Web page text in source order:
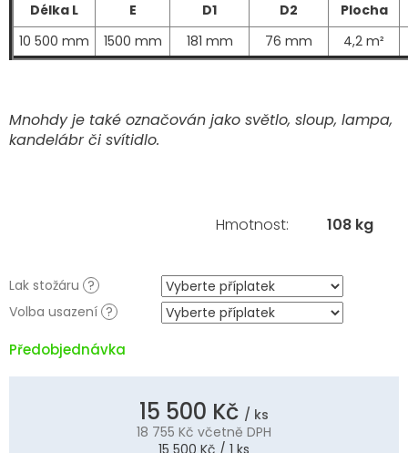
Předobjednávka
Lak stožáru ?
Volba usazení ?
Délka L E D1 D2
Plocha
10 500 mm
1500 mm 181 mm 76 mm 4,2 m²
Mnohdy je také označován jako světlo, sloup, lampa,
kandelábr či svítidlo.
15 500 Kč / ks
18 755 Kč včetně DPH
Měrná
Hmotnost: 108 kg